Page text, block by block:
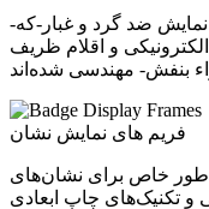
-محفظه‌های درجه یک موزه و جعبه‌های نمایش ضد گرد و غبار-که
و اقلام ظریف
فریم های نمایش نشان
خاص برای نشان‌های
و تکنیک‌های چاپ ابعادی